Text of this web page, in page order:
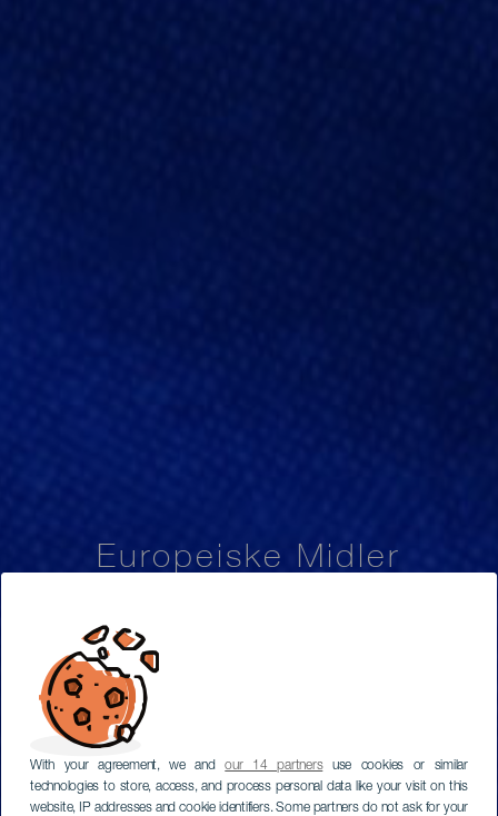
With your agreement, we andour 14 partnersuse cookies or similar
technologies to store, access, and process personal data like your visit on this
website, IP addresses and cookie identifiers. Some partners do not ask for your
Europeiske Midler